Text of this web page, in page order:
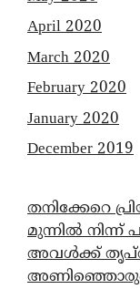
April 2020
March 2020
February 2020
January 2020
December 2019
തനിക്കേറെ
മുന്നിൽ നിന്ന്
അവൾക്ക്